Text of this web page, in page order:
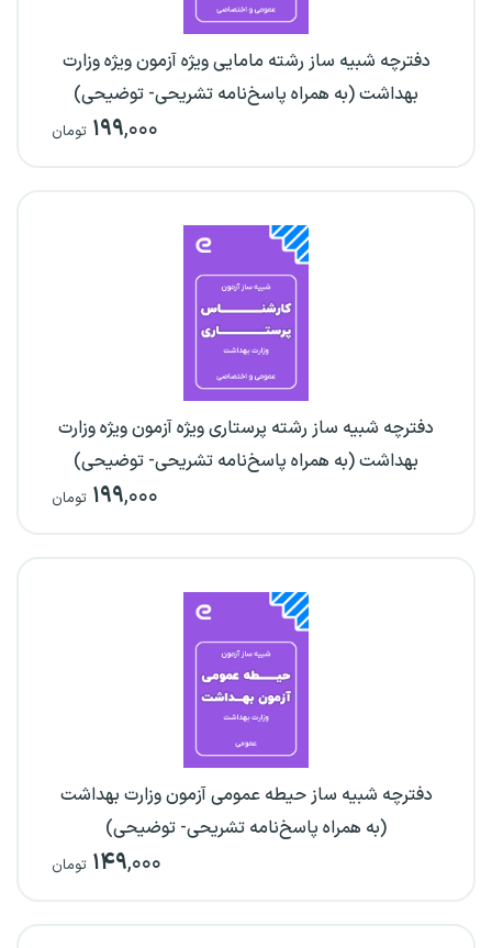
دفترچه شبیه ساز رشته مامایی ویژه آزمون ویژه وزارت
بهداشت (به همراه پاسخ‌نامه تشریحی- توضیحی)
۱۹۹,۰۰۰ تومان
دفترچه شبیه ساز رشته پرستاری ویژه آزمون ویژه وزارت
بهداشت (به همراه پاسخ‌نامه تشریحی- توضیحی)
۱۹۹,۰۰۰ تومان
دفترچه شبیه ساز حیطه عمومی آزمون وزارت بهداشت
(به همراه پاسخ‌نامه تشریحی- توضیحی)
۱۴۹,۰۰۰ تومان